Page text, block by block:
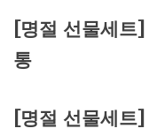
[명절 선물세트
통
[명절 선물세트